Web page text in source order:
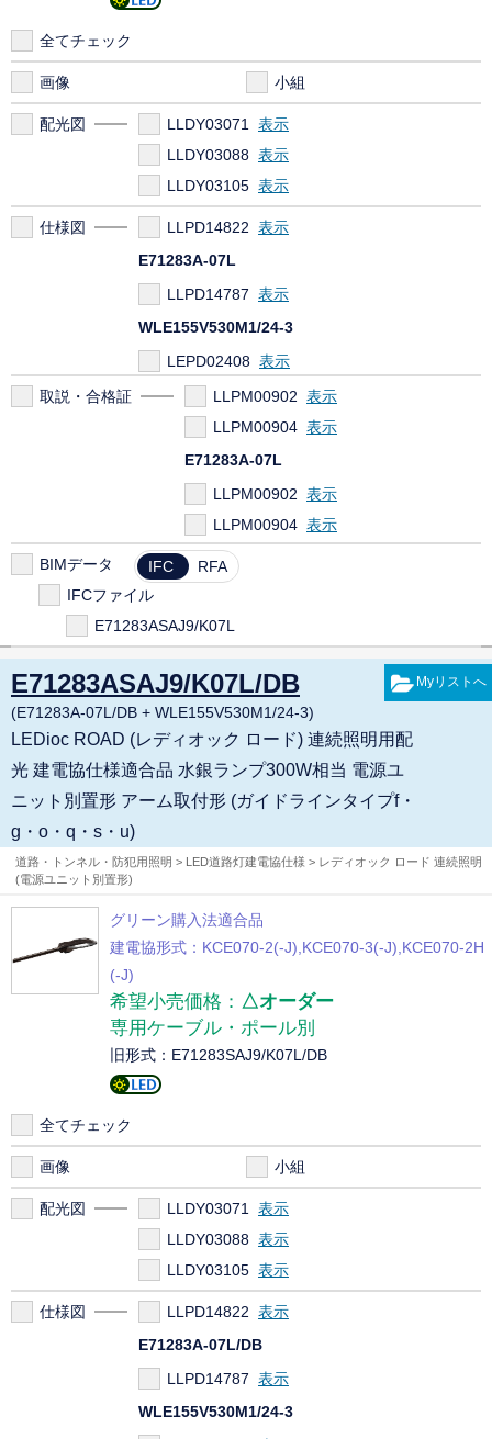
全てチェック
画像 小組
配光図
LLDY03071
LLDY03088
LLDY03105
仕様図
LLPD14822
E71283A-07L
LLPD14787
WLE155V530M1/24-3
LEPD02408
取説・合格証
LLPM00902
LLPM00904
E71283A-07L
LLPM00902
LLPM00904
WLE155V530M1/24-3
BIMデータ IFC
RFA
IFCファイル
E71283ASAJ9/K07L
E71283ASAJ9/K07L/DB
(E71283A-07L/DB + WLE155V530M1/24-3)
LEDioc ROAD (レディオック ロード) 連続照明用配
光 建電協仕様適合品 水銀ランプ300W相当 電源ユ
ニット別置形 アーム取付形 (ガイドラインタイプf・
g・o・q・s・u)
道路・トンネル・防犯用照明 > LED道路灯建電協仕様 > レディオック ロード 連続照明
(電源ユニット別置形)
グリーン購入法適合品
建電協形式：KCE070-2(-J),KCE070-3(-J),KCE070-2H
(-J)
希望小売価格： △オーダー
専用ケーブル・ポール別
旧形式：E71283SAJ9/K07L/DB
全てチェック
画像 小組
配光図
LLDY03071
LLDY03088
LLDY03105
仕様図
LLPD14822
E71283A-07L/DB
LLPD14787
WLE155V530M1/24-3